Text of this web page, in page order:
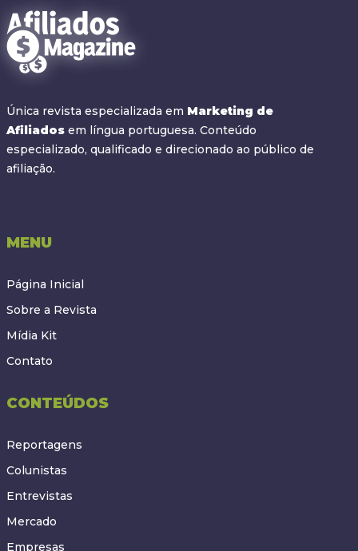
Única revista especializada em Marketing de
Afiliados em língua portuguesa. Conteúdo
especializado, qualificado e direcionado ao público de
afiliação.
MENU
Página Inicial
Sobre a Revista
Mídia Kit
Contato
CONTEÚDOS
Reportagens
Colunistas
Entrevistas
Mercado
Empresas